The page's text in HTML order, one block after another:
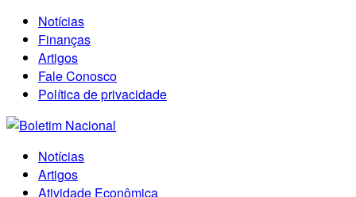
Notícias
Finanças
Artigos
Fale Conosco
Política de privacidade
Notícias
Artigos
Atividade Econômica